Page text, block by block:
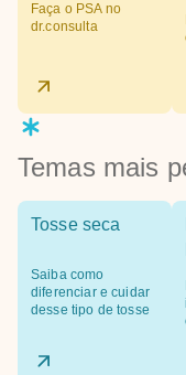
Faça o PSA no
dr.consulta
Temas mais
Tosse seca
Saiba como
diferenciar e cuidar
desse tipo de tosse